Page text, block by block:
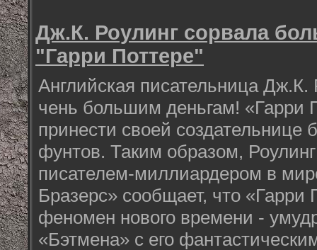
Дж.К. Роулинг сорвала
"Гарри Поттере"
Английская писательница Дж.К.
чень большим деньгам! «Гарри
принести своей
фунтов. Таким образом,
писателем-миллиардером в
Бразерс» сообщает, что «Гарри
феномен нового времени -
«Бэтмена» с его